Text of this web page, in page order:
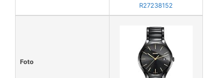
R27238152
Foto